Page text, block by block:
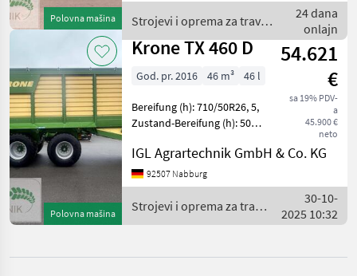
Fliegl
Bergmann
HAWE
Joskin
Schuitemaker
Prikaži
sve (8)
Polovna mašina
Laderaumabdeckung
Dritem Fah
Strojevi i oprema za travu i
baliranje / Krone
24 dana
onlajn
Polovna mašina
Krone TX 460 D
54.621
€
sa 19% PDV-
a
45.900 €
neto
God. pr. 2016 46 m³ 46 l
Bereifung (h): 710/50R26, 5,
Zustand-Bereifung (h): 50
(K80), Druckluftbremse,
Plane, Weitwinkel-
Gelenkwelle ________
Hydraulisches Fahrwerk
IGL Agrartechnik GmbH & Co. KG
92507 Nabburg
Strojevi i oprema za travu
i baliranje / Krone
30-10-
2025 10:32